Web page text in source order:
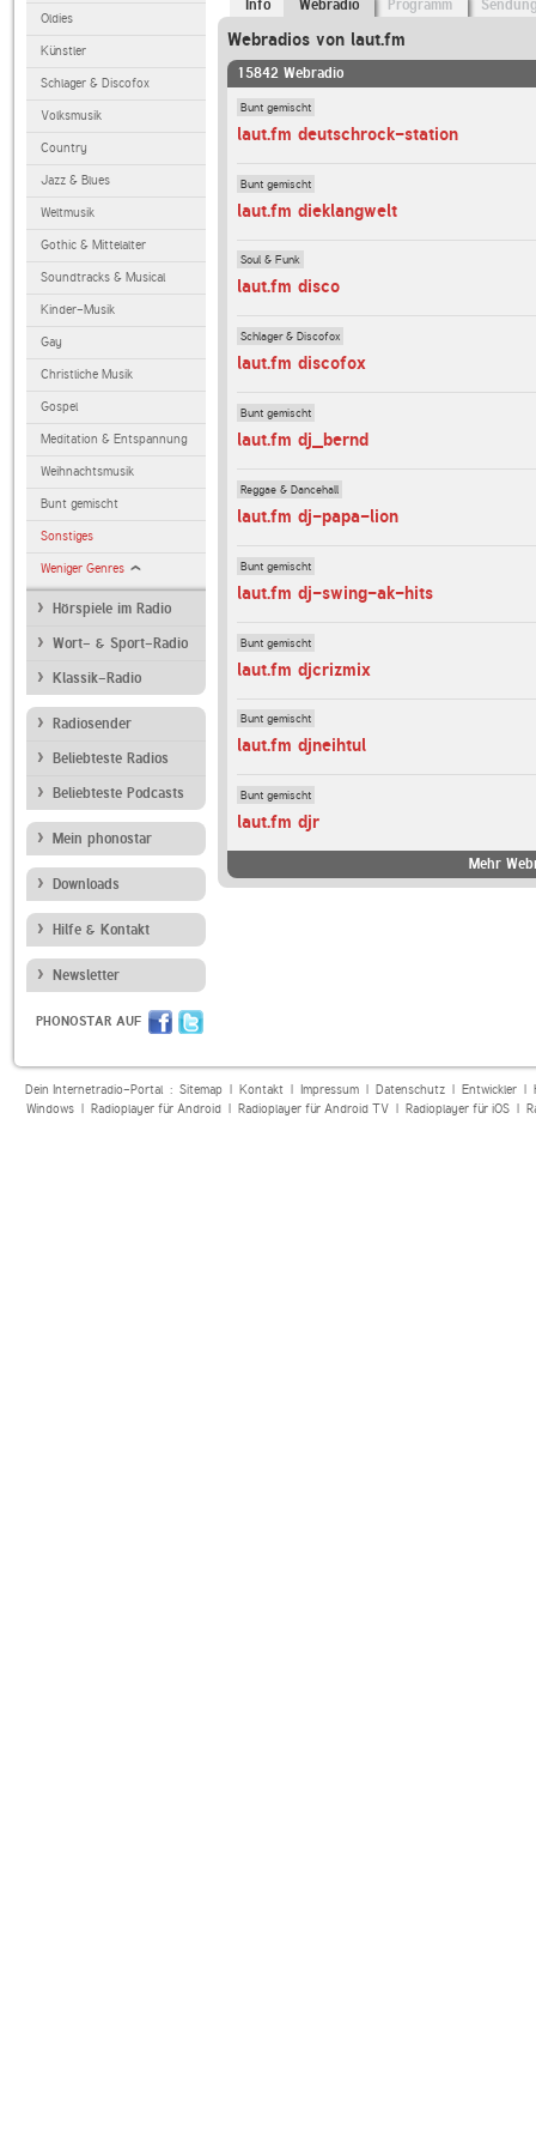
Oldies
Künstler
Schlager & Discofox
Volksmusik
Country
Jazz & Blues
Weltmusik
Gothic & Mittelalter
Soundtracks & Musical
Kinder-Musik
Gay
Christliche Musik
Gospel
Meditation & Entspannung
Weihnachtsmusik
Bunt gemischt
Sonstiges
Weniger Genres
Hörspiele im Radio
Wort- & Sport-Radio
Klassik-Radio
Radiosender
Beliebteste Radios
Beliebteste Podcasts
Mein phonostar
Downloads
Hilfe & Kontakt
Newsletter
PHONOSTAR AUF
Info Webradio Programm
Webradios von laut.fm
15842 Webradio
Bunt gemischt
laut.fm deutschrock-station
Bunt gemischt
laut.fm dieklangwelt
Soul & Funk
laut.fm disco
Schlager & Discofox
laut.fm discofox
Bunt gemischt
laut.fm dj_bernd
Reggae & Dancehall
laut.fm dj-papa-lion
Bunt gemischt
laut.fm dj-swing-ak-hits
Bunt gemischt
laut.fm djcrizmix
Bunt gemischt
laut.fm djneihtul
Bunt gemischt
laut.fm djr
Mehr
Dein Internetradio-Portal : Sitemap| Kontakt| Impressum| Datenschutz| Entwickler|
Windows| Radioplayer für Android| Radioplayer für Android TV| Radioplayer für iOS|